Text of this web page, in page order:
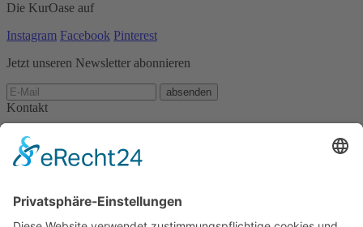
Die KurOase auf
Instagram Facebook Pinterest
Jetzt unseren Newsletter abonnieren
absenden
Kontakt
KurOase im Kloster
Klosterhof 1
Tel. 08247/9623-0
Fax 08247/9623-99